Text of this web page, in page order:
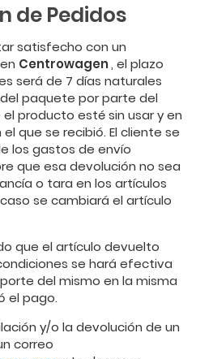
de Pedidos
satisfecho con un
Centrowagen, el plazo
será de 7 días naturales
paquete por parte del
producto esté sin usar y en
que se recibió. El cliente se
los gastos de envío
que esa devolución no sea
o tara en los artículos
se cambiará el artículo
que el artículo devuelto
se hará efectiva
del mismo en la misma
el pago.
y/o la devolución de un
correo